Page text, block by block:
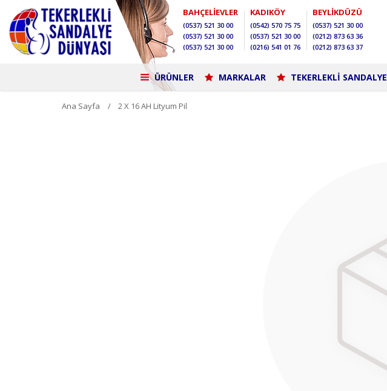
BAHÇELİEVLER
(0537) 521 30 00
(0537) 521 30 00
(0537) 521 30 00
KADIKÖY
(0542) 570 75 75
(0537) 521 30 00
(0216) 541 01 76
BEYLİKDÜZÜ
(0537) 521 30 00
(0212) 873 63 36
(0212) 873 63 37
ÜRÜNLER MARKALAR TEKERLEKLİ SANDALYE
Ana Sayfa 2 X 16 AH Lityum Pil